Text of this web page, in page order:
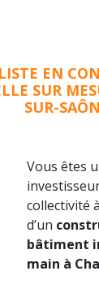
EN
SUR
SUR-
Vous êtes
collectivité
d’un
bâtiment
main à